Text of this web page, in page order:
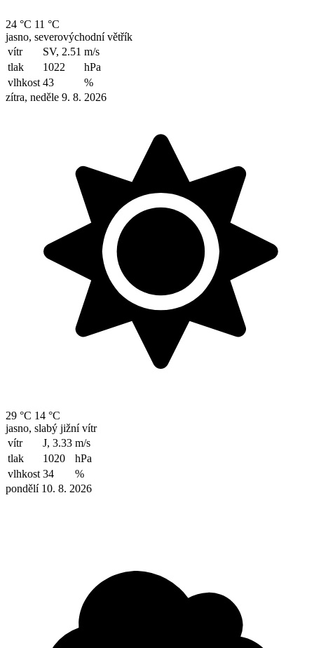
24 °C 11 °C
jasno, severovýchodní větřík
vítr
SV, 2.51 m/s
tlak
1022
hPa
vlhkost 43
%
zítra, neděle 9. 8. 2026
29 °C 14 °C
jasno, slabý jižní vítr
vítr
J, 3.33 m/s
tlak
1020
hPa
vlhkost 34
%
pondělí 10. 8. 2026